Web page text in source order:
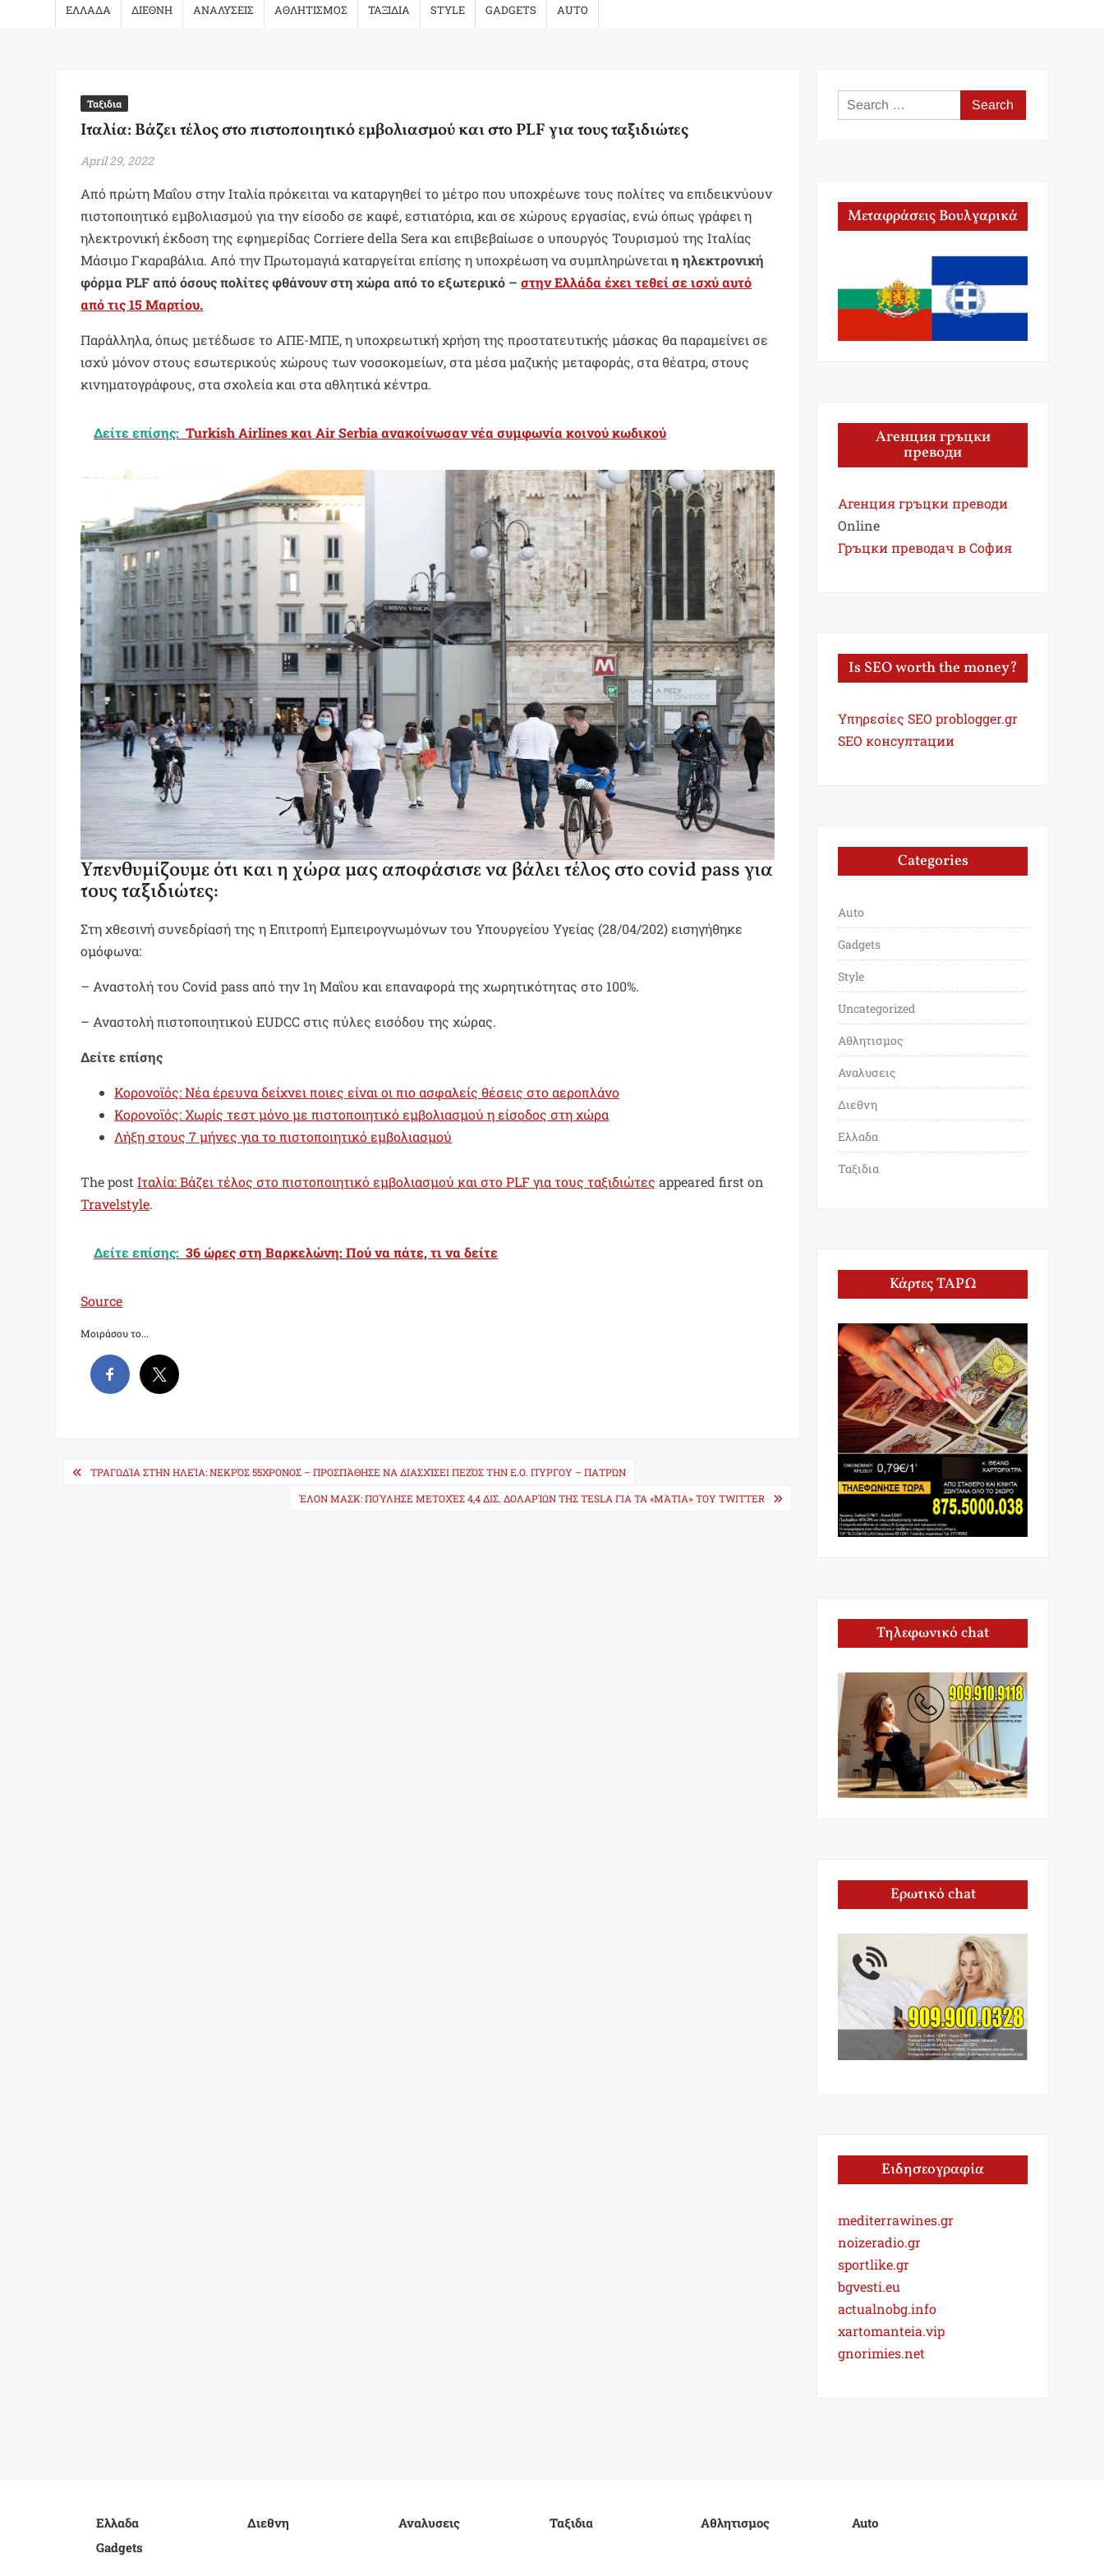
ΕΛΛΑΔΑ ΔΙΕΘΝΗ ΑΝΑΛΥΣΕΙΣ ΑΘΛΗΤΙΣΜΟΣ ΤΑΞΙΔΙΑ STYLE GADGETS AUTO
Ταξιδια
Ιταλία: Βάζει τέλος στο πιστοποιητικό εμβολιασμού και στο PLF για τους ταξιδιώτες
April 29, 2022
Από πρώτη Μαΐου στην Ιταλία πρόκειται να καταργηθεί το μέτρο που υποχρέωνε τους πολίτες να επιδεικνύουν
πιστοποιητικό εμβολιασμού για την είσοδο σε καφέ, εστιατόρια, και σε χώρους εργασίας, ενώ όπως γράφει η
ηλεκτρονική έκδοση της εφημερίδας Corriere della Sera και επιβεβαίωσε ο υπουργός Τουρισμού της Ιταλίας
Μάσιμο Γκαραβάλια. Από την Πρωτομαγιά καταργείται επίσης η υποχρέωση να συμπληρώνεταιη ηλεκτρονική
φόρμα PLF από όσους πολίτες φθάνουν στη χώρα από το εξωτερικό –στην Ελλάδα έχει τεθεί σε ισχύ αυτό
από τις 15 Μαρτίου.
Παράλληλα, όπως μετέδωσε το ΑΠΕ-ΜΠΕ, η υποχρεωτική χρήση της προστατευτικής μάσκας θα παραμείνει σε
ισχύ μόνον στους εσωτερικούς χώρους των νοσοκομείων, στα μέσα μαζικής μεταφοράς, στα θέατρα, στους
κινηματογράφους, στα σχολεία και στα αθλητικά κέντρα.
Δείτε επίσης: Turkish Airlines και Air Serbia ανακοίνωσαν νέα συμφωνία κοινού κωδικού
Υπενθυμίζουμε ότι και η χώρα μας αποφάσισε να βάλει τέλος στο covid pass για
τους ταξιδιώτες:
Στη χθεσινή συνεδρίασή της η Επιτροπή Εμπειρογνωμόνων του Υπουργείου Υγείας (28/04/202) εισηγήθηκε
ομόφωνα:
– Αναστολή του Covid pass από την 1η Μαΐου και επαναφορά της χωρητικότητας στο 100%.
– Αναστολή πιστοποιητικού EUDCC στις πύλες εισόδου της χώρας.
Δείτε επίσης
Κορονοϊός: Νέα έρευνα δείχνει ποιες είναι οι πιο ασφαλείς θέσεις στο αεροπλάνο
Κορονοϊός: Χωρίς τεστ μόνο με πιστοποιητικό εμβολιασμού η είσοδος στη χώρα
Λήξη στους 7 μήνες για το πιστοποιητικό εμβολιασμού
The postΙταλία: Βάζει τέλος στο πιστοποιητικό εμβολιασμού και στο PLF για τους ταξιδιώτες appeared first on
Travelstyle.
Δείτε επίσης: 36 ώρες στη Βαρκελώνη: Πού να πάτε, τι να δείτε
Source
Μοιράσου το...
PostΤΡΑΓΩΔΊΑ ΣΤΗΝ ΗΛΕΊΑ: ΝΕΚΡΌΣ 55ΧΡΟΝΟΣ – ΠΡΟΣΠΆΘΗΣΕ ΝΑ ΔΙΑΣΧΊΣΕΙ ΠΕΖΌΣ ΤΗΝ Ε.Ο. ΠΎΡΓΟΥ – ΠΑΤΡΏΝ
ΈΛΟΝ ΜΑΣΚ: ΠΟΎΛΗΣΕ ΜΕΤΟΧΈΣ 4,4 ΔΙΣ. ΔΟΛΑΡΊΩΝ ΤΗΣ TESLA ΓΙΑ ΤΑ «ΜΆΤΙΑ» ΤΟΥ TWITTER
Search
for:
Μεταφράσεις Βουλγαρικά
Агенция гръцки
преводи
Агенция гръцки преводи
Online
Гръцки преводач в София
Is SEO worth the money?
Υπηρεσίες SEO problogger.gr
SEO консултации
Categories
Auto
Gadgets
Style
Uncategorized
Αθλητισμος
Αναλυσεις
Διεθνη
Ελλαδα
Ταξιδια
Κάρτες ΤΑΡΩ
Τηλεφωνικό chat
Ερωτικό chat
Ειδησεογραφία
mediterrawines.gr
noizeradio.gr
sportlike.gr
bgvesti.eu
actualnobg.info
xartomanteia.vip
gnorimies.net
Ελλαδα Διεθνη Αναλυσεις Ταξιδια Αθλητισμος
Auto
Gadgets